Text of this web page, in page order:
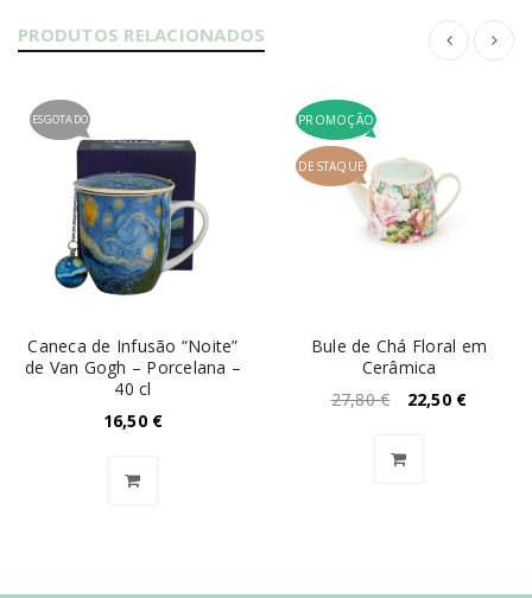
PRODUTOS RELACIONADOS
ESGOTADO
Caneca de Infusão “Noite”
de Van Gogh – Porcelana –
40 cl
16,50 €
PROMOÇÃO
DESTAQUE
Bule de Chá Floral em
Cerâmica
27,80€ 22,50 €